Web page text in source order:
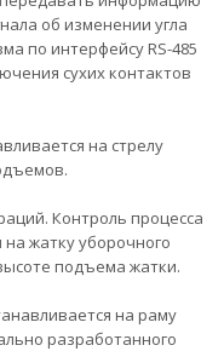
об изменении угла
по интерфейсу RS-485
сухих контактов
на стрелу
Контроль процесса
на жатку уборочного
подъема жатки.
на раму
разработанного